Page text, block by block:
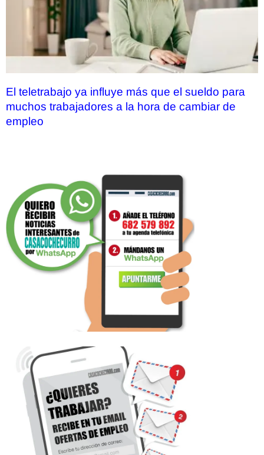
El teletrabajo ya influye más que el sueldo para
muchos trabajadores a la hora de cambiar de
empleo